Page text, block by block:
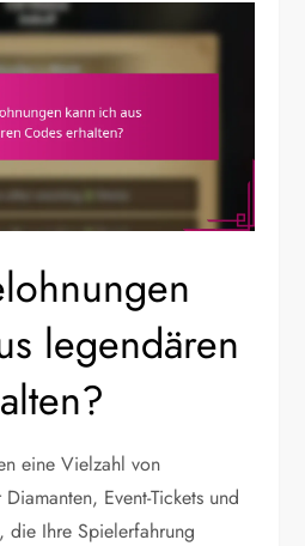
legendären
eine Vielzahl von
Event-Tickets und
die Ihre Spielerfahrung